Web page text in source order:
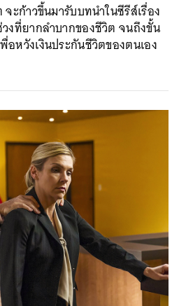
ะก้าวขึ้นมารับบทนำในซีรีส์เรื่อง
งที่ยากลำบากของชีวิต จนถึงขั้น
หวังเงินประกันชีวิตของตนเอง